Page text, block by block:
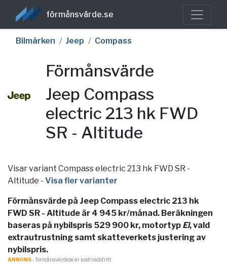
förmånsvärde.se
Bilmärken Jeep Compass
Förmånsvärde
Jeep Compass
electric 213 hk FWD
SR - Altitude
Visar variant Compass electric 213 hk FWD SR -
Altitude - Visa fler varianter
Förmånsvärde på Jeep Compass electric 213 hk
FWD SR - Altitude är 4 945 kr/månad. Beräkningen
baseras på nybilspris 529 900 kr, motortyp El, vald
extrautrustning samt skatteverkets justering av
nybilspris.
ANNONS- förmånsvärde.se är kostnadsfritt